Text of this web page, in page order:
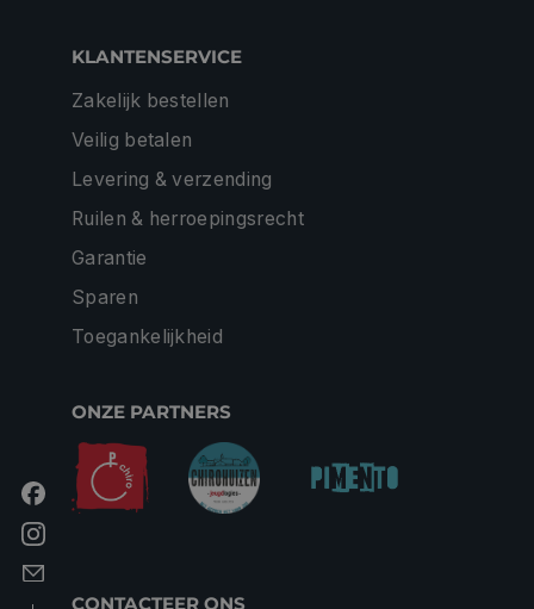
KLANTENSERVICE
Zakelijk bestellen
Veilig betalen
Levering & verzending
Ruilen & herroepingsrecht
Garantie
Sparen
Toegankelijkheid
ONZE PARTNERS
CONTACTEER ONS